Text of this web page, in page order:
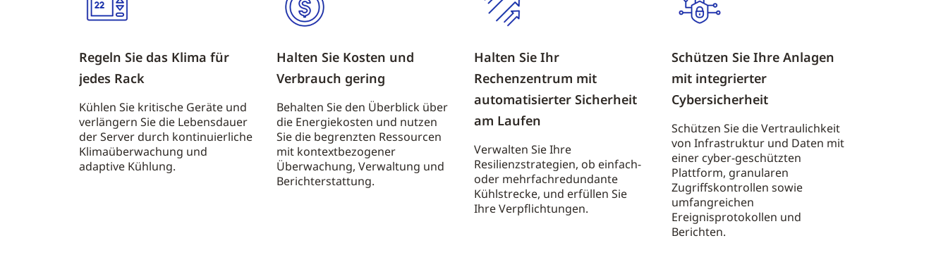
Regeln Sie das Klima für
jedes Rack
Kühlen Sie kritische Geräte und
verlängern Sie die Lebensdauer
der Server durch kontinuierliche
Klimaüberwachung und
adaptive Kühlung.
Halten Sie Kosten und
Verbrauch gering
Behalten Sie den Überblick über
die Energiekosten und nutzen
Sie die begrenzten Ressourcen
mit kontextbezogener
Überwachung, Verwaltung und
Berichterstattung.
Halten Sie Ihr
Rechenzentrum mit
automatisierter Sicherheit
am Laufen
Verwalten Sie Ihre
Resilienzstrategien, ob einfach-
oder mehrfachredundante
Kühlstrecke, und erfüllen Sie
Ihre Verpflichtungen.
Schützen Sie Ihre Anlagen
mit integrierter
Cybersicherheit
Schützen Sie die Vertraulichkeit
von Infrastruktur und Daten mit
einer cyber-geschützten
Plattform, granularen
Zugriffskontrollen sowie
umfangreichen
Ereignisprotokollen und
Berichten.